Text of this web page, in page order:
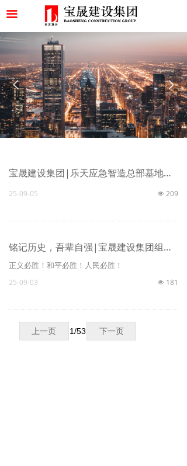
끀
首页
关于我们
项目案例
公司荣誉
最新资讯
品信为宝· 慧创制晟
넳 넲
宝晟建设集团|乐天应急智造总部基地项目开工大吉
넶 209
25-09-05
铭记历史，吾辈自强|宝晟建设集团组织员工观看抗战胜利80周年阅兵仪式
正义必胜！和平必胜！人民必胜！
넶 181
25-09-03
上一页 下一页
1/53